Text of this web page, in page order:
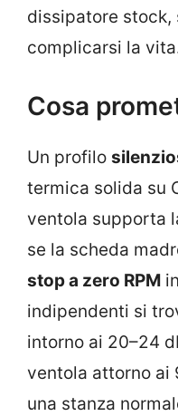
dissipatore stock,
complicarsi la
Cosa
Un profilo
termica solida su
ventola supporta
se la scheda
stop a zero RPM
indipendenti si
intorno ai 20–24
ventola attorno ai
una stanza